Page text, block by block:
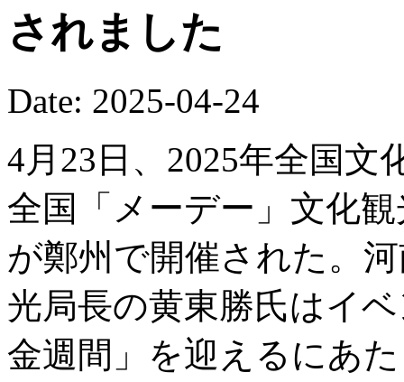
されました
Date: 2025-04-24
4月23日、2025年全国文
全国「メーデー」文化
が鄭州で開催された。
光局長の黄東勝氏はイ
金週間」を迎えるにあ